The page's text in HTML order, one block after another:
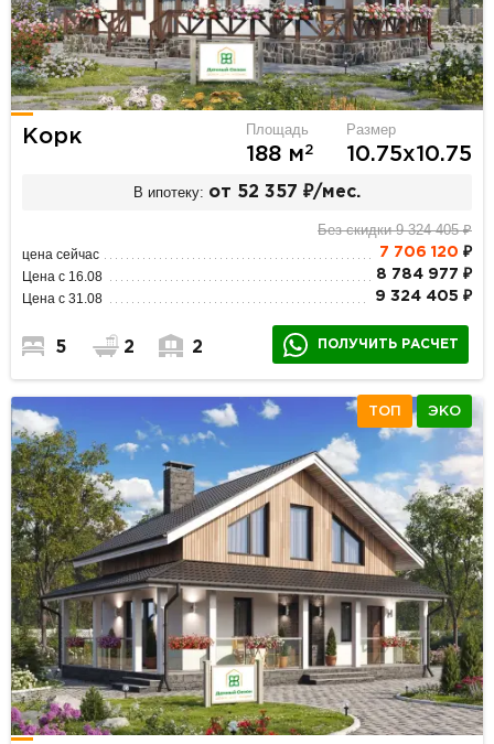
Корк Площадь
188 м2
Размер
10.75х10.75
В ипотеку: от 52 357 ₽/мес.
Без скидки 9 324 405 ₽
цена сейчас 7 706 120 ₽
Цена с 16.08 8 784 977 ₽
Цена с 31.08 9 324 405 ₽
5 2 2 ПОЛУЧИТЬ РАСЧЕТ
ТОП ЭКО